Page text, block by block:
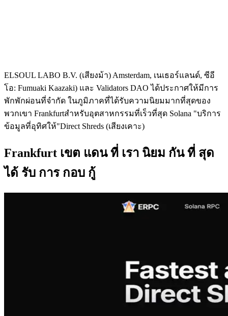
ELSOUL LABO B.V. (เสียงม้า) Amsterdam, เนเธอร์แลนด์, ซีอี
โอ: Fumuaki Kaazaki) และ Validators DAO ได้ประกาศให้มีการ
พักพักผ่อนที่จํากัด ในภูมิภาคที่ได้รับความนิยมมากที่สุดของ
พวกเขา Frankfurtสําหรับอุตสาหกรรมที่เร็วที่สุด Solana "บริการ
ข้อมูลที่อุทิศให้"Direct Shreds (เสียงเคาะ)
Frankfurt เขต แดน ที่ เรา นิยม กัน ที่ สุด
ได้ รับ การ กอบ กู้